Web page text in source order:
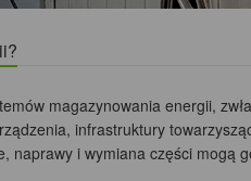
magazynowania energii,
infrastruktury
naprawy i wymiana części mogą